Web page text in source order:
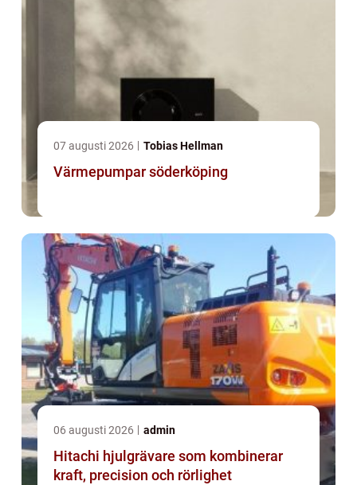
07 augusti 2026 Tobias Hellman
Värmepumpar söderköping
06 augusti 2026 admin
Hitachi hjulgrävare som kombinerar
kraft, precision och rörlighet